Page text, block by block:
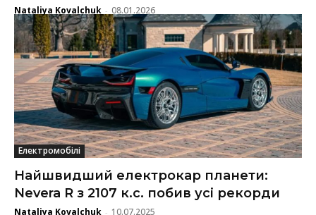
Nataliya Kovalchuk - 08.01.2026
Електромобілі
Найшвидший електрокар планети:
Nevera R з 2107 к.с. побив усі рекорди
Nataliya Kovalchuk - 10.07.2025